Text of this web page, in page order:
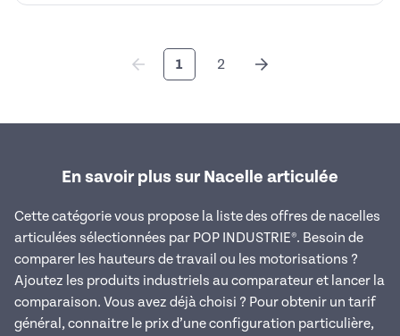
1 2
En savoir plus sur Nacelle articulée
Cette catégorie vous propose la liste des offres de nacelles
articulées sélectionnées par POP INDUSTRIE®. Besoin de
comparer les hauteurs de travail ou les motorisations ?
Ajoutez les produits industriels au comparateur et lancer la
comparaison. Vous avez déjà choisi ? Pour obtenir un tarif
général, connaitre le prix d’une configuration particulière,